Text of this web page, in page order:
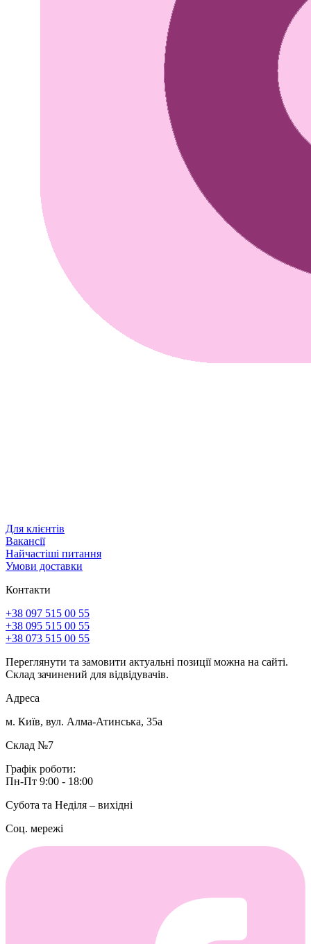
Для клієнтів
Вакансії
Найчастіші питання
Умови доставки
Контакти
+38 097 515 00 55
+38 095 515 00 55
+38 073 515 00 55
Переглянути та замовити актуальні позиції можна на сайті.
Склад зачинений для відвідувачів.
Адреса
м. Київ, вул. Алма-Атинська, 35а
Склад №7
Графік роботи:
Пн-Пт 9:00 - 18:00
Субота та Неділя – вихідні
Соц. мережі